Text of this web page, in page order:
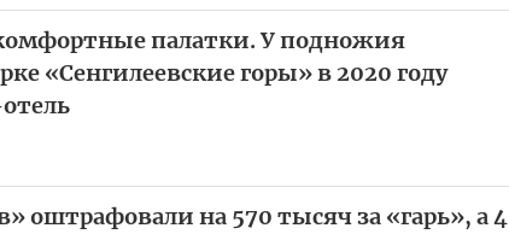
палатки. У подножия
«Сенгилеевские горы» в 2020 году
оштрафовали на 570 тысяч за «гарь», а 4